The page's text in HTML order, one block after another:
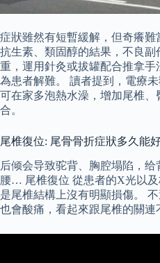
症狀雖然有短暫緩解，但奇癢
抗生素、類固醇的結果，不良
重，運用針灸或拔罐配合推拿手
為患者解難。 讀者提到，電療
可在家多泡熱水澡，增加尾椎
合。
尾椎復位: 尾骨骨折症狀多久能
后倾会导致驼背、胸腔塌陷，
腰… 尾椎復位 從患者的X光以
是尾椎結構上沒有明顯損傷。
也會酸痛，看起來跟尾椎的關連